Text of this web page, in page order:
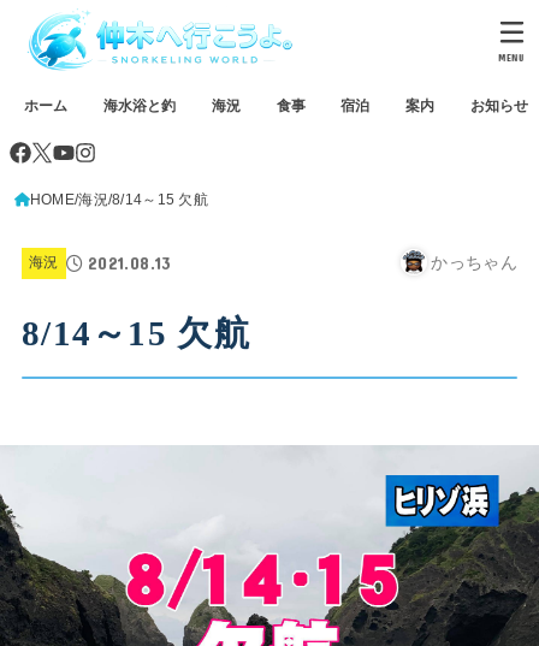
ホーム 海水浴と釣 海況 食事 宿泊 案内 お知らせ
MENU
HOME 海況 8/14～15 欠航
海況 2021.08.13 かっちゃん
8/14～15 欠航